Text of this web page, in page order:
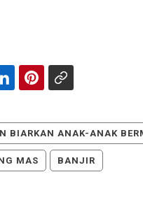
BIARKAN ANAK-ANAK
MAS BANJIR